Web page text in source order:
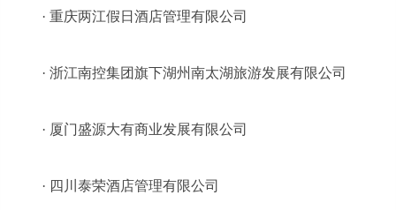
· 重庆两江假日酒店管理有限公司
· 浙江南控集团旗下湖州南太湖旅游发展有限公司
· 厦门盛源大有商业发展有限公司
· 四川泰荣酒店管理有限公司